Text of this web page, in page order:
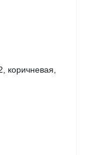
коричневая,